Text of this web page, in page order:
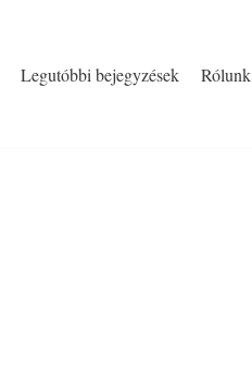
Legutóbbi bejegyzések Rólunk